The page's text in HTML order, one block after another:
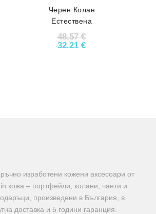
46.02 €.
цена е: 35.00 €.
Черен Колан
Естествена
Кожа
Катарама
48.57€
Original price was:
32.21€Текущата цена
изработени кожени аксесоари от
кожа – портфейли, колани, чанти и
произведени в България, в
доставка и 5 години гаранция.